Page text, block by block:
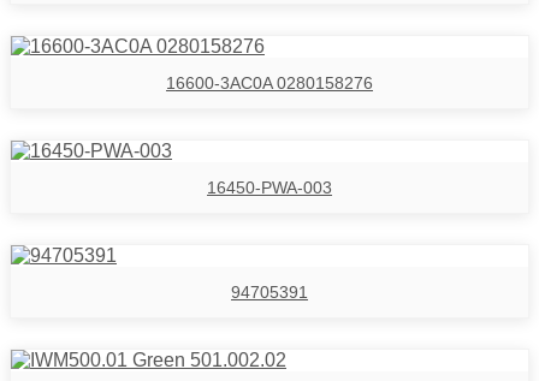
16600-3AC0A 0280158276
16450-PWA-003
94705391